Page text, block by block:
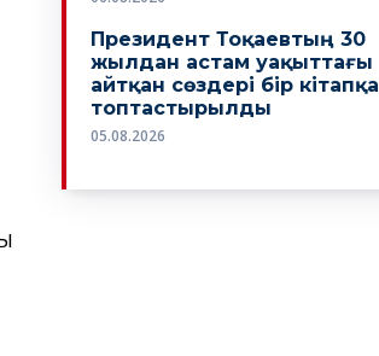
Президент Тоқаевтың 30
жылдан астам уақыттағы
айтқан сөздері бір кітапқа
топтастырылды
05.08.2026